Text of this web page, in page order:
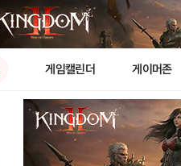
게임캘린더 게이머존